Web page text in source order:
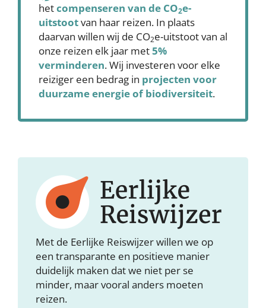
hetcompenseren van de CO2e-
uitstootvan haar reizen. In plaats
daarvan willen wij de CO2e-uitstoot van al
onze reizen elk jaar met5%
verminderen. Wij investeren voor elke
reiziger een bedrag in projecten voor
duurzame energie of biodiversiteit.
Met de Eerlijke Reiswijzer willen we op
een transparante en positieve manier
duidelijk maken dat we niet per se
minder, maar vooral anders moeten
reizen.